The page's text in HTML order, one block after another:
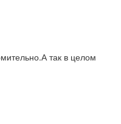
так в целом